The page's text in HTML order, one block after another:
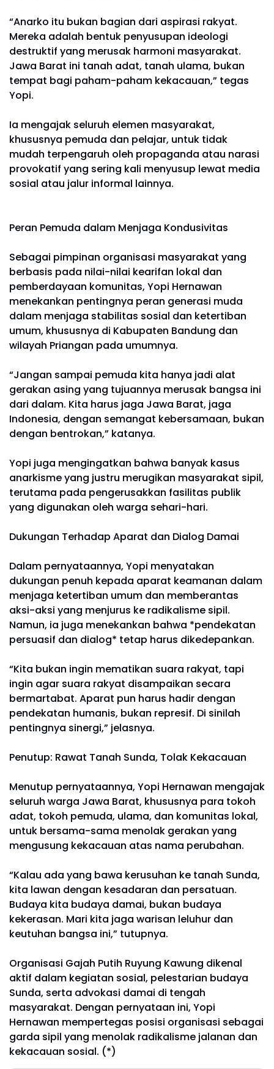
“Anarko itu bukan bagian dari aspirasi rakyat.
Mereka adalah bentuk penyusupan ideologi
destruktif yang merusak harmoni masyarakat.
Jawa Barat ini tanah adat, tanah ulama, bukan
tempat bagi paham-paham kekacauan,” tegas
Yopi.
Ia mengajak seluruh elemen masyarakat,
khususnya pemuda dan pelajar, untuk tidak
mudah terpengaruh oleh propaganda atau narasi
provokatif yang sering kali menyusup lewat media
sosial atau jalur informal lainnya.
Peran Pemuda dalam Menjaga Kondusivitas
Sebagai pimpinan organisasi masyarakat yang
berbasis pada nilai-nilai kearifan lokal dan
pemberdayaan komunitas, Yopi Hernawan
menekankan pentingnya peran generasi muda
dalam menjaga stabilitas sosial dan ketertiban
umum, khususnya di Kabupaten Bandung dan
wilayah Priangan pada umumnya.
“Jangan sampai pemuda kita hanya jadi alat
gerakan asing yang tujuannya merusak bangsa ini
dari dalam. Kita harus jaga Jawa Barat, jaga
Indonesia, dengan semangat kebersamaan, bukan
dengan bentrokan,” katanya.
Yopi juga mengingatkan bahwa banyak kasus
anarkisme yang justru merugikan masyarakat sipil,
terutama pada pengerusakkan fasilitas publik
yang digunakan oleh warga sehari-hari.
Dukungan Terhadap Aparat dan Dialog Damai
Dalam pernyataannya, Yopi menyatakan
dukungan penuh kepada aparat keamanan dalam
menjaga ketertiban umum dan memberantas
aksi-aksi yang menjurus ke radikalisme sipil.
Namun, ia juga menekankan bahwa *pendekatan
persuasif dan dialog* tetap harus dikedepankan.
“Kita bukan ingin mematikan suara rakyat, tapi
ingin agar suara rakyat disampaikan secara
bermartabat. Aparat pun harus hadir dengan
pendekatan humanis, bukan represif. Di sinilah
pentingnya sinergi,” jelasnya.
Penutup: Rawat Tanah Sunda, Tolak Kekacauan
Menutup pernyataannya, Yopi Hernawan mengajak
seluruh warga Jawa Barat, khususnya para tokoh
adat, tokoh pemuda, ulama, dan komunitas lokal,
untuk bersama-sama menolak gerakan yang
mengusung kekacauan atas nama perubahan.
“Kalau ada yang bawa kerusuhan ke tanah Sunda,
kita lawan dengan kesadaran dan persatuan.
Budaya kita budaya damai, bukan budaya
kekerasan. Mari kita jaga warisan leluhur dan
keutuhan bangsa ini,” tutupnya.
Organisasi Gajah Putih Ruyung Kawung dikenal
aktif dalam kegiatan sosial, pelestarian budaya
Sunda, serta advokasi damai di tengah
masyarakat. Dengan pernyataan ini, Yopi
Hernawan mempertegas posisi organisasi sebagai
garda sipil yang menolak radikalisme jalanan dan
kekacauan sosial. (*)